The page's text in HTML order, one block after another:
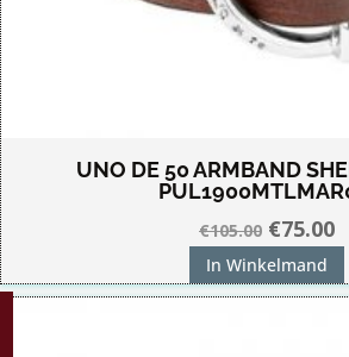
UNO DE 50 ARMBAND
€105.00
prijs
was:
€75.00
In Winkelmand